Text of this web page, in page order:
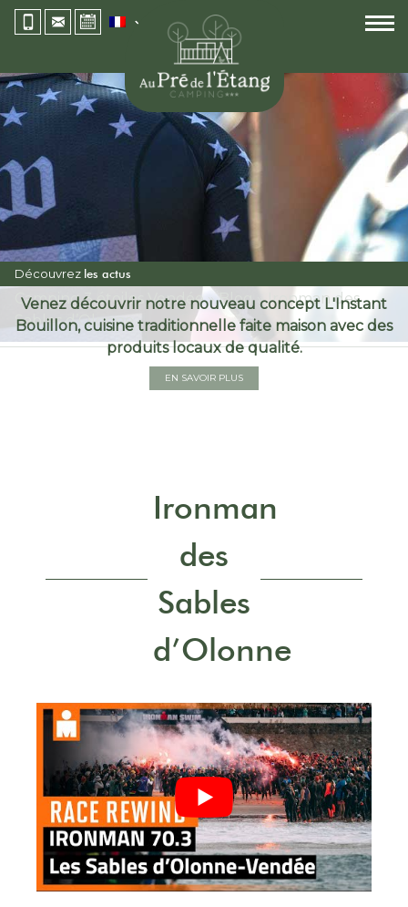
Découvrez les actus
Venez découvrir notre nouveau concept L'Instant
Bouillon, cuisine traditionnelle faite maison avec des
produits locaux de qualité.
EN SAVOIR PLUS
Camping 3 étoiles Vendée»Blog»Ironman des
Sables d’Olonne
Ironman
des
Sables
d’Olonne